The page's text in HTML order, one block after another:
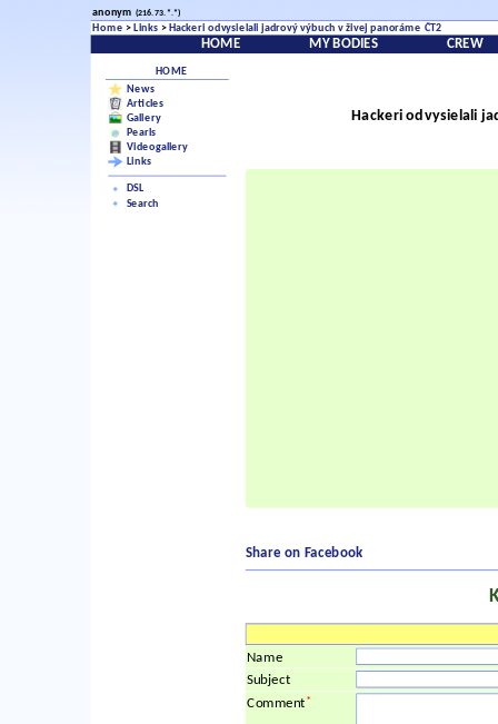
anonym (216.73.*.*)
Home > Links > Hackeri odvysielali jadrový výbuch v živej panoráme ČT2
HOME MY BODIES CREW
HOME
News
Articles
Gallery
Pearls
Videogallery
Links
DSL
Search
Hackeri odvysielali
Share on Facebook
Name
Subject
Comment*